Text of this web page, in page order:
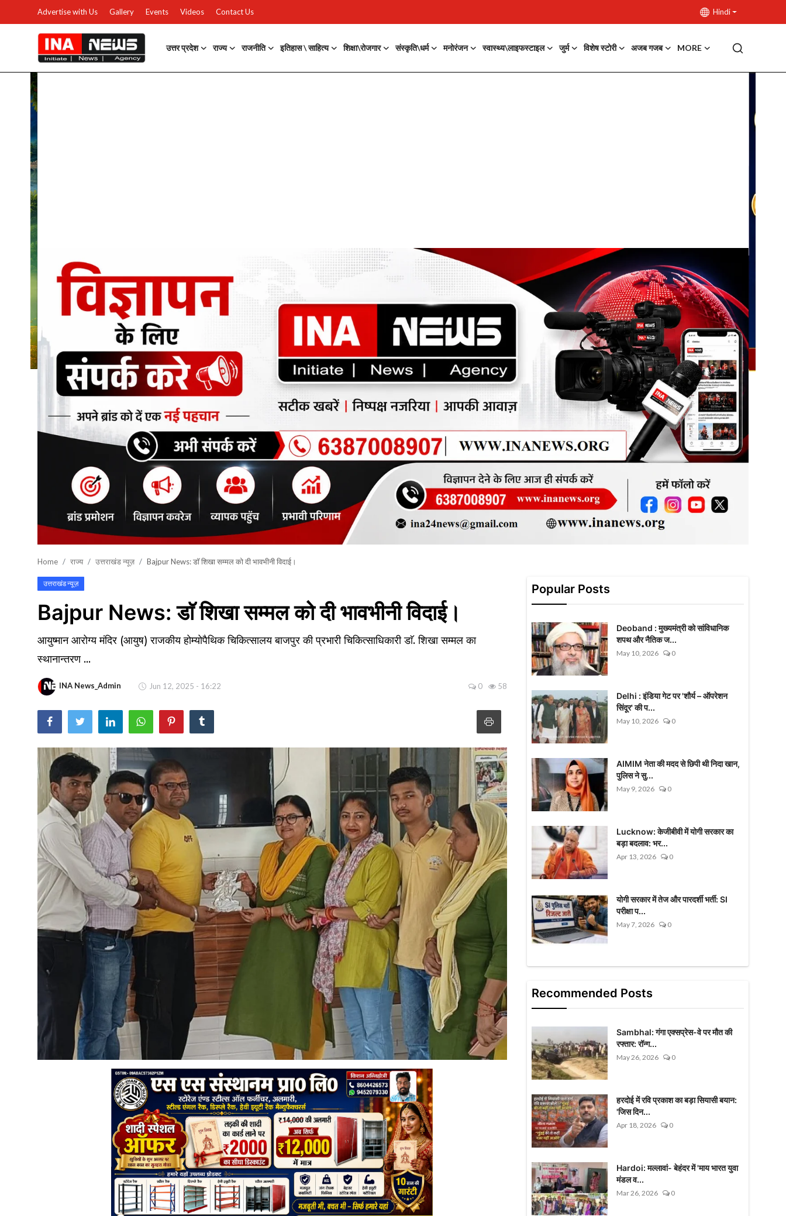
Advertise with Us Gallery Events Videos Contact Us Hindi
उत्तर प्रदेश राज्य राजनीति इतिहास \ साहित्य शिक्षा\रोजगार संस्कृति\धर्म मनोरंजन स्वास्थ्य\लाइफस्टाइल जुर्म विशेष स्टोरी अजब गजब MORE
उत्तर प्रदेश
Advertise with Us
Events
Gallery
राजनीति
Contacts
इतिहास \ साहित्य
शिक्षा\रोजगार
मनोरंजन
स्वास्थ्य\लाइफस्टाइल
अजब गजब
टेक्नोलॉजी / बिजनेस
वायरल न्यूज़
Home राज्य उत्तराखंड न्यूज़ Bajpur News: डाॅ शिखा सम्मल को दी भावभीनी विदाई।
उत्तराखंड न्यूज़
Bajpur News: डाॅ शिखा सम्मल को दी भावभीनी विदाई।
आयुष्मान आरोग्य मंदिर (आयुष) राजकीय होम्योपैथिक चिकित्सालय बाजपुर की प्रभारी चिकित्साधिकारी डाॅ. शिखा सम्मल का
स्थानान्तरण ...
INA News_Admin Jun 12, 2025 - 16:22 0 58
Popular Posts
Deoband : मुख्यमंत्री को सांविधानिक
शपथ और नैतिक ज...
May 10, 2026 0
Delhi : इंडिया गेट पर 'शौर्य – ऑपरेशन
सिंदूर' की प...
May 10, 2026 0
AIMIM नेता की मदद से छिपी थी निदा खान,
पुलिस ने सु...
May 9, 2026 0
Lucknow: केजीबीवी में योगी सरकार का
बड़ा बदलाव: भर...
Apr 13, 2026 0
योगी सरकार में तेज और पारदर्शी भर्ती: SI
परीक्षा प...
May 7, 2026 0
Recommended Posts
Sambhal: गंगा एक्सप्रेस-वे पर मौत की
रफ्तार: रॉन्ग...
May 26, 2026 0
हरदोई में रवि प्रकाश का बड़ा सियासी बयान:
'जिस दिन...
Apr 18, 2026 0
Hardoi: मल्लावां- बेहंदर में 'माय भारत युवा
मंडल व...
Mar 26, 2026 0